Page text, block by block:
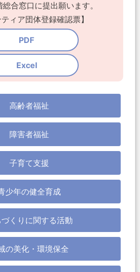
総合窓口に提出願います。
ティア団体登録確認票】
PDF
Excel
高齢者福祉
障害者福祉
子育て支援
少年の健全育成
づくりに関する活動
の美化・環境保全